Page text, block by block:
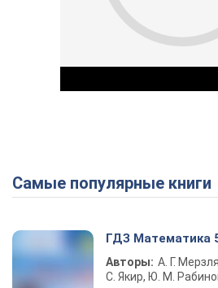
Самые популярные книги
ГДЗ Математика
Авторы: А. Г.
С. Якир, Ю. М.